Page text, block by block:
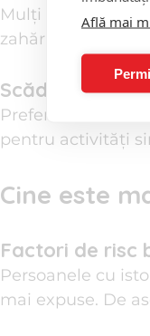
Află mai
Mulți oameni
zahăr –
Scăderea
Preferi să stai
pentru activități
Cine este
Factori de risc
Persoanele cu
mai expuse. De